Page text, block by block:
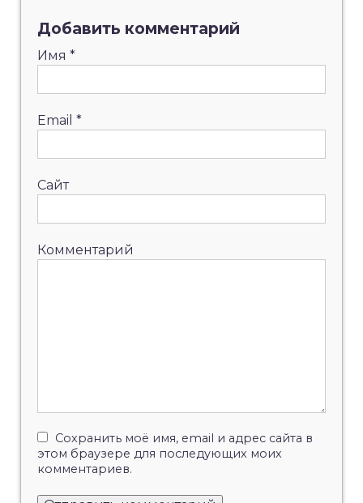
Добавить комментарий
Имя *
Email *
Сайт
Комментарий
Сохранить моё имя, email и адрес сайта в
этом браузере для последующих моих
комментариев.